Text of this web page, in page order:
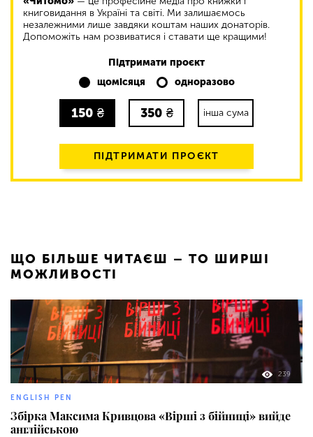
книговидання в Україні та світі. Ми залишаємось
незалежними лише завдяки коштам наших донаторів.
Допоможіть нам розвиватися і ставати ще кращими!
Підтримати проєкт
щомісяця
одноразово
150 ₴ 350 ₴ інша сума
ПІДТРИМАТИ ПРОЄКТ
ЩО БІЛЬШЕ ЧИТАЄШ – ТО ШИРШІ
МОЖЛИВОСТІ
239
ENGLISH PEN
Збірка Максима Кривцова «Вірші з бійниці» вийде
англійською